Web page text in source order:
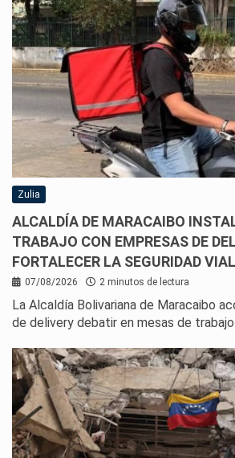
Zulia
ALCALDÍA DE MARACAIBO
TRABAJO CON EMPRESAS DE
FORTALECER LA SEGURIDAD VIAL
07/08/2026 2 minutos de lectura
La Alcaldía Bolivariana de Maracaibo
de delivery debatir en mesas de